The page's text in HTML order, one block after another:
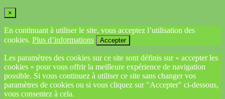
×
En continuant à utiliser le site, vous acceptez l’utilisation des
cookies. Plus d’informations Accepter
Les paramètres des cookies sur ce site sont définis sur « accepter les
cookies » pour vous offrir la meilleure expérience de navigation
possible. Si vous continuez à utiliser ce site sans changer vos
paramètres de cookies ou si vous cliquez sur "Accepter" ci-dessous,
vous consentez à cela.